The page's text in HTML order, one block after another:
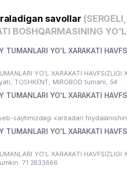
savollar
BOSHQARMASINING
TUMANLARI YO'L XARAKATI
YO'L XARAKATI
TOSHKENT, MIROBOD tumani, 54.
TUMANLARI YO'L XARAKATI
saytimizdagi xaritadan
TUMANLARI YO'L XARAKATI
YO'L XARAKATI
71 2833666